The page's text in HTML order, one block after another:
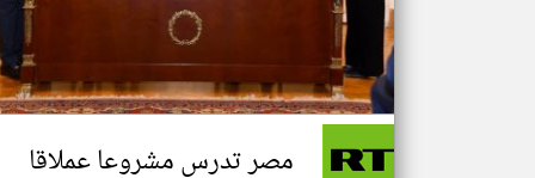
مصر تدرس مشروعا عملاقا